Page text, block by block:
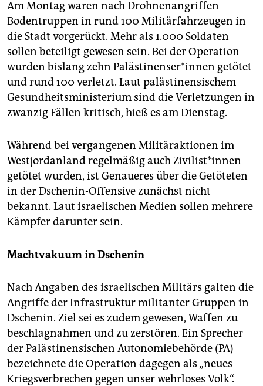
Am Montag waren nach Drohnenangriffen
Bodentruppen in rund 100 Militärfahrzeugen in
die Stadt vorgerückt. Mehr als 1.000 Soldaten
sollen beteiligt gewesen sein. Bei der Operation
wurden bislang zehn Pa­läs­ti­nen­se­r*in­nen getötet
und rund 100 verletzt. Laut palästinensischem
Gesundheitsministerium sind die Verletzungen in
zwanzig Fällen kritisch, hieß es am Dienstag.
Während bei vergangenen Militäraktionen im
Westjordanland regelmäßig auch Zi­vi­lis­t*in­nen
getötet wurden, ist Genaueres über die Getöteten
in der Dschenin-Offensive zunächst nicht
bekannt. Laut israelischen Medien sollen mehrere
Kämpfer darunter sein.
Machtvakuum in Dschenin
Nach Angaben des israelischen Militärs galten die
Angriffe der Infrastruktur militanter Gruppen in
Dschenin. Ziel sei es zudem gewesen, Waffen zu
beschlagnahmen und zu zerstören. Ein Sprecher
der Palästinensischen Autonomiebehörde (PA)
bezeichnete die Operation dagegen als „neues
Kriegsverbrechen gegen unser wehrloses Volk“.